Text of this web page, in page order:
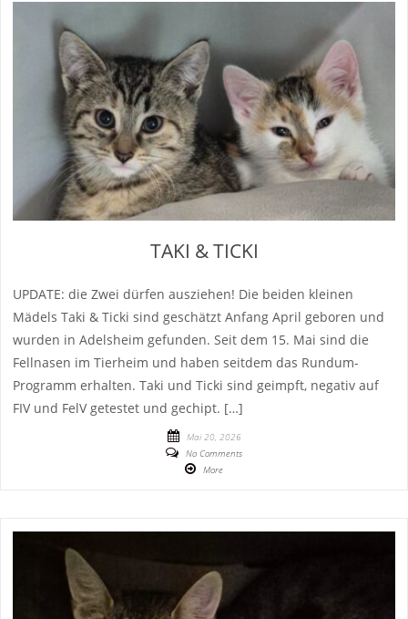
TAKI & TICKI
UPDATE: die Zwei dürfen ausziehen! Die beiden kleinen
Mädels Taki & Ticki sind geschätzt Anfang April geboren und
wurden in Adelsheim gefunden. Seit dem 15. Mai sind die
Fellnasen im Tierheim und haben seitdem das Rundum-
Programm erhalten. Taki und Ticki sind geimpft, negativ auf
FIV und FelV getestet und gechipt. […]
Mai 20, 2026
No Comments
More